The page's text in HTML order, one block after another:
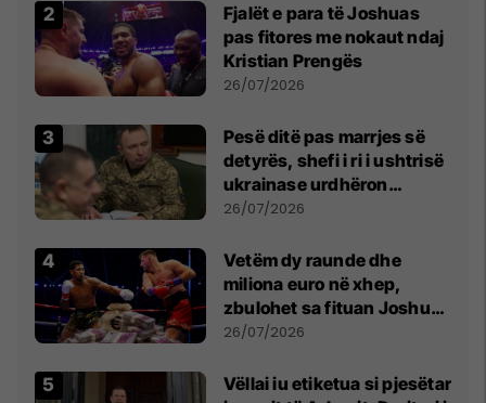
Fjalët e para të Joshuas
pas fitores me nokaut ndaj
Kristian Prengës
26/07/2026
Pesë ditë pas marrjes së
detyrës, shefi i ri i ushtrisë
ukrainase urdhëron
kontroll të madh
26/07/2026
Vetëm dy raunde dhe
miliona euro në xhep,
zbulohet sa fituan Joshua
e Prenga
26/07/2026
Vëllai iu etiketua si pjesëtar